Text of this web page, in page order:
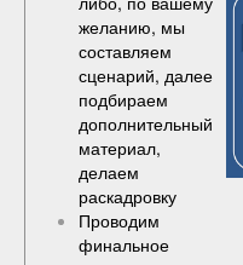
желанию, мы
составляем
сценарий, далее
подбираем
дополнительный
материал,
делаем
раскадровку
Проводим
финальное